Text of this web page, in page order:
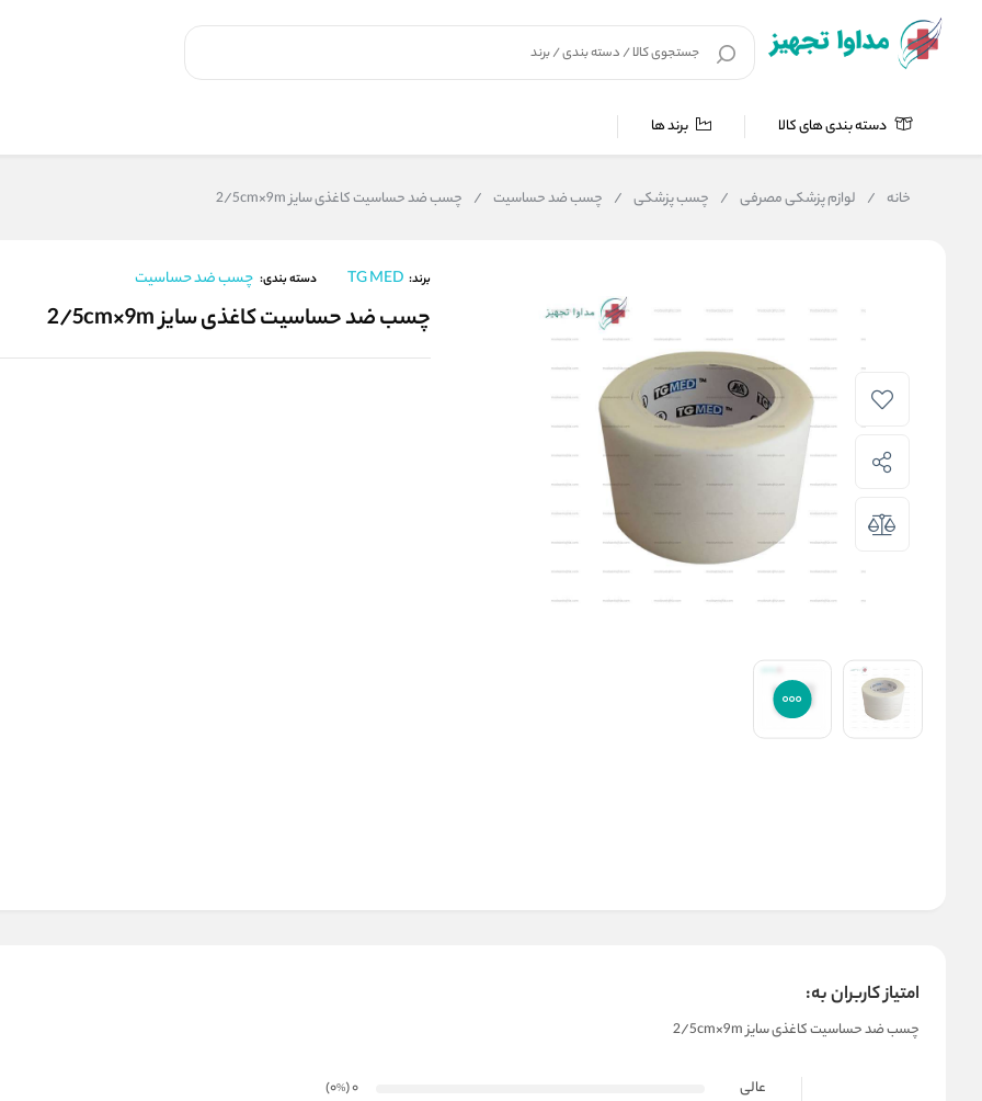
دسته بندی های کالا برند ها
خانه / لوازم پزشکی مصرفی / چسب پزشکی / چسب ضد حساسیت / چسب ضد حساسیت کاغذی سایز 2/5cm×9m
برند: TG MED دسته بندی: چسب ضد حساسیت
چسب ضد حساسیت کاغذی سایز 2/5cm×9m
امتیاز کاربران به:
چسب ضد حساسیت کاغذی سایز 2/5cm×9m
عالی 0
(0
%
)